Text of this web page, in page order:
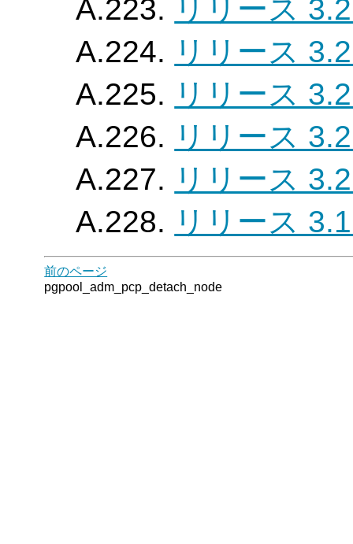
A.223. リリース
A.224. リリース
A.225. リリース
A.226. リリース
A.227. リリース
A.228. リリース
前のページ
pgpool_adm_pcp_detach_node